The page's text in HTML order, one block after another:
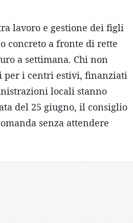
lavoro e gestione dei figli
concreto a fronte di rette
a settimana. Chi non
per i centri estivi, finanziati
locali stanno
del 25 giugno, il consiglio
senza attendere